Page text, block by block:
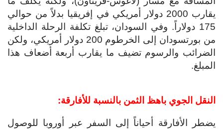
يقارب 2000 دولار أمريكي في إفريقيا بدلاً من حوالي
175 دولاراً. وفي السودان، تبلغ تكلفة الرحلة الداخلية
من بورتسودان إلى الخرطوم 200 دولار أمريكي، ولكن
الضرائب والرسوم تضيف ما يقارب أربعة أضعاف هذا
المبلغ.
النقل الجوي باهظ الثمن بالنسبة للأفارقة:
يضطر الأفارقة أحياناً إلى السفر عبر أوروبا للوصول